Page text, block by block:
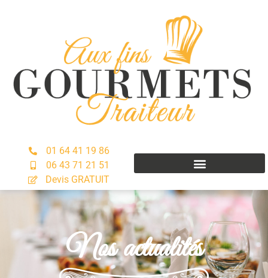
01 64 41 19 86
06 43 71 21 51
Devis GRATUIT
Nos actualités